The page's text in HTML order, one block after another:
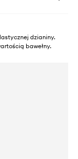
dzianiny.
bawełny.